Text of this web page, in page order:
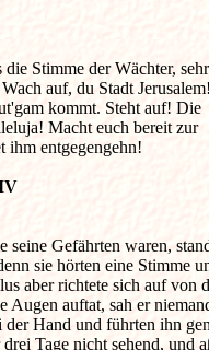
die Stimme der Wächter,
auf, du Stadt
kommt. Steht auf! Die
Macht euch bereit zur
ihm entgegengehn!
seine Gefährten waren,
sie hörten eine Stimme
aber richtete sich auf von
Augen auftat, sah er
der Hand und führten ihn
Tage nicht sehend, und